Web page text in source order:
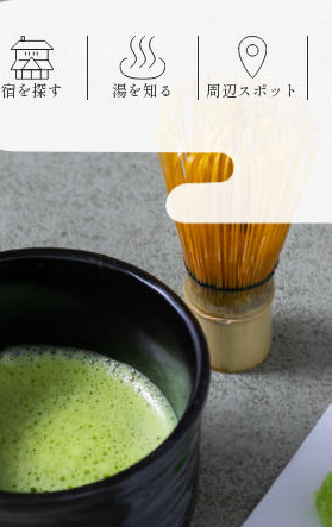
宿を探す 湯を知る 周辺スポット